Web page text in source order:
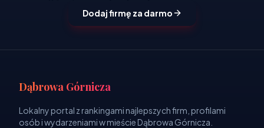
Dodaj firmę za darmo
Dąbrowa Górnicza
Lokalny portal z rankingami najlepszych firm, profilami
osób i wydarzeniami w mieście Dąbrowa Górnicza.